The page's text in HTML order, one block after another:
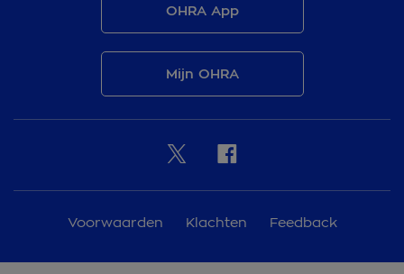
OHRA App
Mijn OHRA
Voorwaarden Klachten Feedback